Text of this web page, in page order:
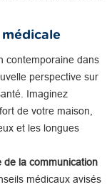
contemporaine dans
perspective sur
Imaginez
de votre maison,
et les longues
de la communication
médicaux avisés